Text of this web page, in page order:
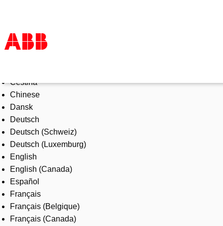
Produkte und Leistungen
Branchenlösungen
Service
Über uns
Vertriebspartner finden
Kontakt
Karriere
Čeština
Chinese
Dansk
Deutsch
Deutsch (Schweiz)
Deutsch (Luxemburg)
English
English (Canada)
Español
Français
Français (Belgique)
Français (Canada)